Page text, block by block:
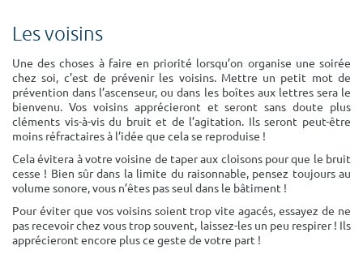
Type de location
Colocation
Votre date d'entrée
Chercher
Les voisins
Une des choses à faire en priorité lorsqu’on organise une soirée
chez soi, c’est de prévenir les voisins. Mettre un petit mot de
prévention dans l’ascenseur, ou dans les boîtes aux lettres sera le
bienvenu. Vos voisins apprécieront et seront sans doute plus
cléments vis-à-vis du bruit et de l’agitation. Ils seront peut-être
moins réfractaires à l’idée que cela se reproduise !
Cela évitera à votre voisine de taper aux cloisons pour que le bruit
cesse ! Bien sûr dans la limite du raisonnable, pensez toujours au
volume sonore, vous n’êtes pas seul dans le bâtiment !
Pour éviter que vos voisins soient trop vite agacés, essayez de ne
pas recevoir chez vous trop souvent, laissez-les un peu respirer ! Ils
apprécieront encore plus ce geste de votre part !